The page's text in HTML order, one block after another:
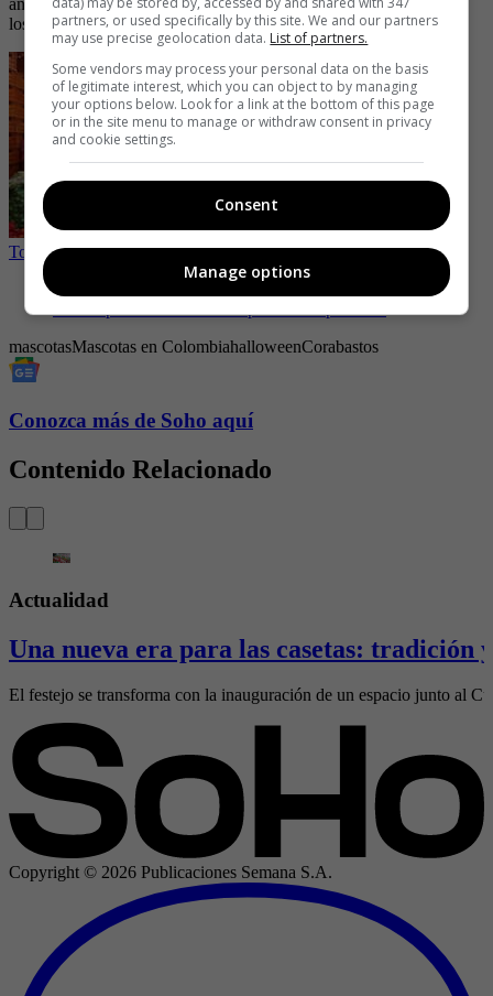
animal, la jornada se convirtió en un evento memorable para todos
los participantes.
Top de las frases más ‘colombianas’
-
-Así se puede detectar si un perro tiene parásitos
mascotasMascotas en ColombiahalloweenCorabastos
Conozca más de Soho aquí
Contenido Relacionado
Actualidad
Una nueva era para las casetas:
El festejo se transforma con la inauguración de un espacio junto al
Copyright © 2026 Publicaciones Semana S.A.
partners, or used specifically by this site. We and our partners
may use precise geolocation data. List of partners.
Some vendors may process your personal data on the basis
of legitimate interest, which you can object to by managing
your options below. Look for a link at the bottom of this page
or in the site menu to manage or withdraw consent in privacy
and cookie settings.
Consent
Manage options